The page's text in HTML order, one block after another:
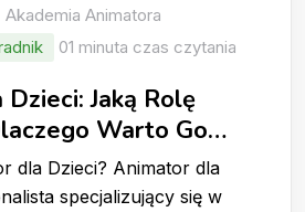
Akademia Animatora
01 minuta czas czytania
Jaką Rolę
Warto Go
dla Dzieci? Animator dla
specjalizujący się w